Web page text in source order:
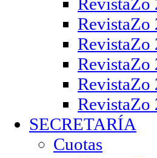
RevistaZo
RevistaZo
RevistaZo
RevistaZo
RevistaZo
SECRETARÍA
Cuotas